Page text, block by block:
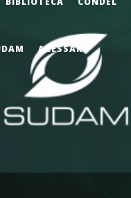
ACESSAR